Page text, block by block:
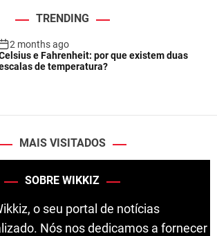
TRENDING
2 months ago
e Fahrenheit: por que existem duas
de temperatura?
MAIS VISITADOS
SOBRE WIKKIZ
o seu portal de notícias
Nós nos dedicamos a fornecer